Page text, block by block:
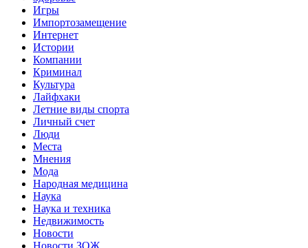
Игры
Импортозамещение
Интернет
Истории
Компании
Криминал
Культура
Лайфхаки
Летние виды спорта
Личный счет
Люди
Места
Мнения
Мода
Народная медицина
Наука
Наука и техника
Недвижимость
Новости
Новости ЗОЖ